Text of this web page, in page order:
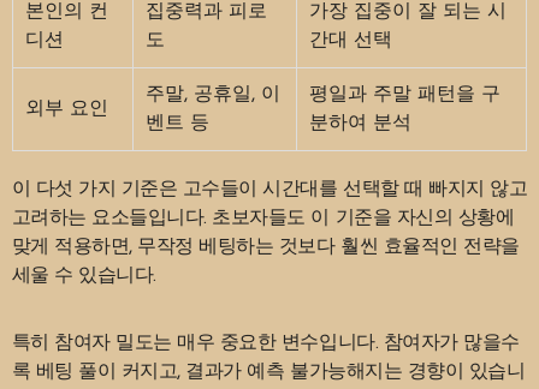
본인의 컨
디션
집중력과 피로
도
가장 집중이 잘 되는 시
간대 선택
외부 요인
주말, 공휴일, 이
벤트 등
평일과 주말 패턴을 구
분하여 분석
이 다섯 가지 기준은 고수들이 시간대를 선택할 때 빠지지 않고
고려하는 요소들입니다. 초보자들도 이 기준을 자신의 상황에
맞게 적용하면, 무작정 베팅하는 것보다 훨씬 효율적인 전략을
세울 수 있습니다.
특히 참여자 밀도는 매우 중요한 변수입니다. 참여자가 많을수
록 베팅 풀이 커지고, 결과가 예측 불가능해지는 경향이 있습니